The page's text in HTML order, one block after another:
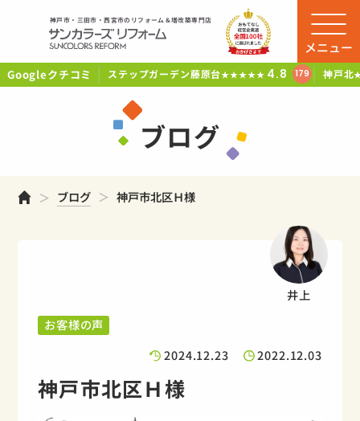
神戸市・三田市・西宮市のリフォーム＆増改築専門店
Googleクチコミ ステップガーデン藤原台★★★★★ 4.8 179 神戸北
メニュー
ブログ
ホームブログ 神戸市北区Ｈ様
井上
お客様の声
2024.12.23
2022.12.03
神戸市北区Ｈ様